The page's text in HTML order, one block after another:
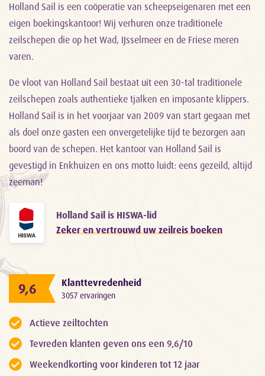
Holland Sail is een coöperatie van scheepseigenaren met een
eigen boekingskantoor! Wij verhuren onze traditionele
zeilschepen die op het Wad, IJsselmeer en de Friese meren
varen.
De vloot van Holland Sail bestaat uit een 30-tal traditionele
zeilschepen zoals authentieke tjalken en imposante klippers.
Holland Sail is in het voorjaar van 2009 van start gegaan met
als doel onze gasten een onvergetelijke tijd te bezorgen aan
boord van de schepen. Het kantoor van Holland Sail is
gevestigd in Enkhuizen en ons motto luidt: eens gezeild, altijd
zeeman!
Holland Sail is HISWA-lid
Zeker en vertrouwd uw zeilreis boeken
9,6 Klanttevredenheid
3057 ervaringen
Actieve zeiltochten
Tevreden klanten geven ons een 9,6/10
Weekendkorting voor kinderen tot 12 jaar